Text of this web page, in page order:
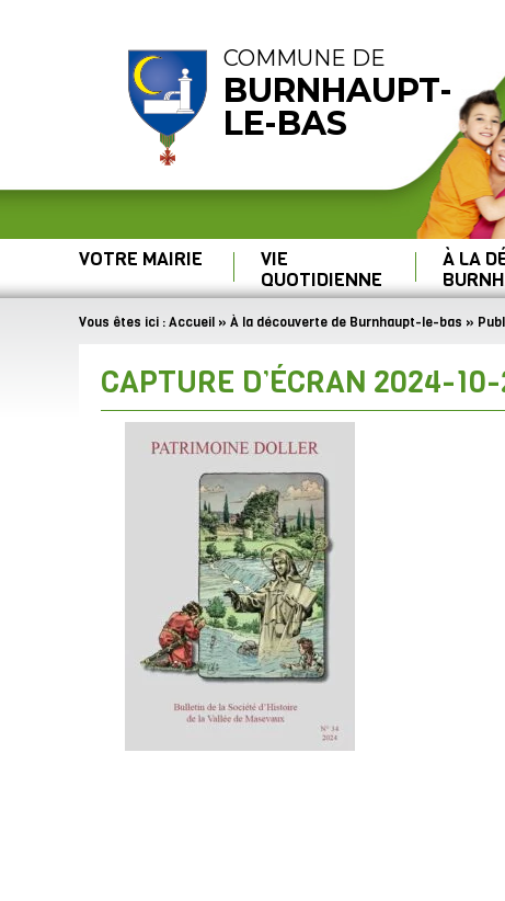
COMMUNE DE
BURNHAUPT-
LE-BAS
VOTRE MAIRIE VIE
QUOTIDIENNE
À LA
Vous êtes ici :Accueil » À la découverte de Burnhaupt-le-bas »
CAPTURE D’ÉCRAN 2024-